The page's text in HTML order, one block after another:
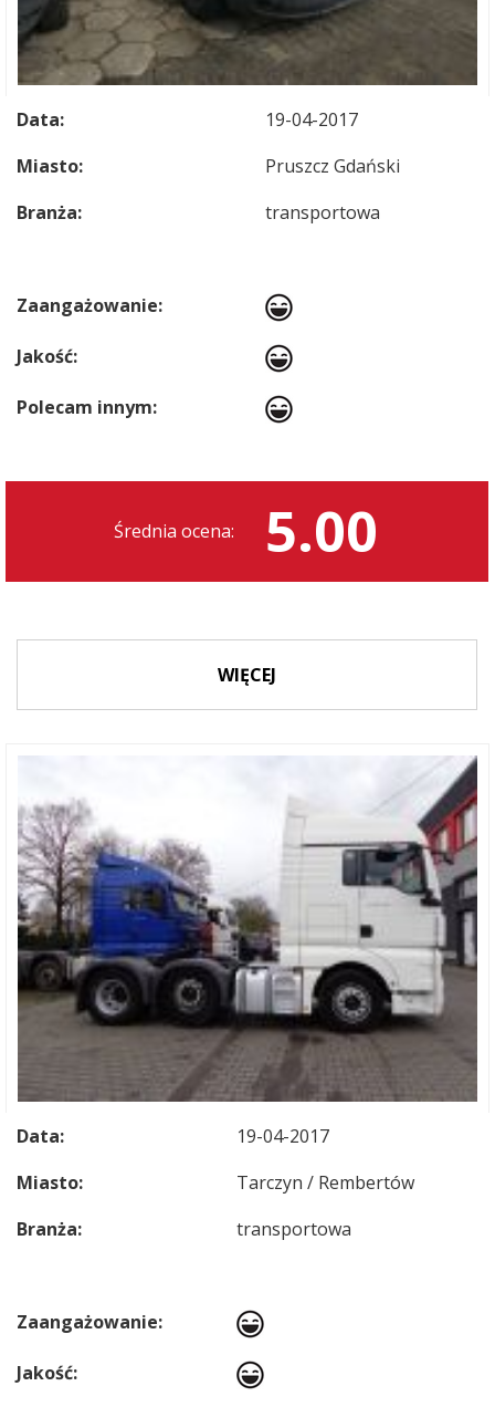
Data:
19-04-2017
Miasto:
Pruszcz Gdański
Branża:
transportowa
Zaangażowanie:
Jakość:
Polecam innym:
Średnia ocena: 5.00
WIĘCEJ
Data:
19-04-2017
Miasto:
Tarczyn / Rembertów
Branża:
transportowa
Zaangażowanie:
Jakość: